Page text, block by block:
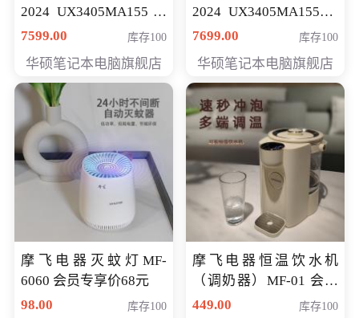
2024 UX3405MA155冰
川银 oled 智慧轻薄本 会
7599.00 库存100
华硕笔记本电脑旗舰店
2024 UX3405MA155夜
空蓝 oled 智慧轻薄本 会
7699.00 库存100
华硕笔记本电脑旗舰店
摩飞电器灭蚊灯MF-
6060 会员专享价68元
98.00
库存100
摩飞电器恒温饮水机
（调奶器）MF-01 会员
专享价366元
449.00 库存100